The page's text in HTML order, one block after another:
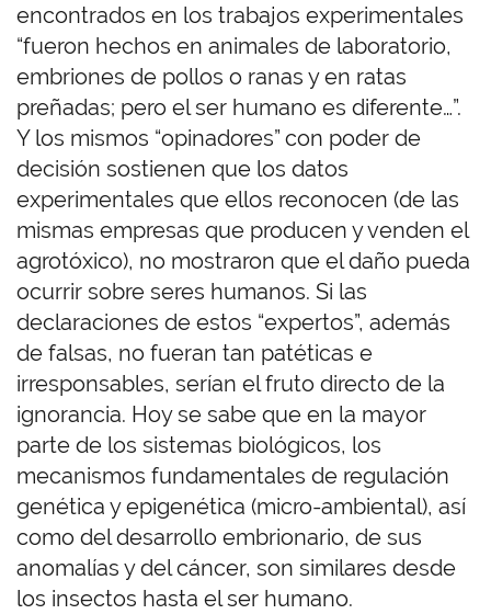
encontrados en los trabajos experimentales
“fueron hechos en animales de laboratorio,
embriones de pollos o ranas y en ratas
preñadas; pero el ser humano es diferente…”.
Y los mismos “opinadores” con poder de
decisión sostienen que los datos
experimentales que ellos reconocen (de las
mismas empresas que producen y venden el
agrotóxico), no mostraron que el daño pueda
ocurrir sobre seres humanos. Si las
declaraciones de estos “expertos”, además
de falsas, no fueran tan patéticas e
irresponsables, serían el fruto directo de la
ignorancia. Hoy se sabe que en la mayor
parte de los sistemas biológicos, los
mecanismos fundamentales de regulación
genética y epigenética (micro-ambiental), así
como del desarrollo embrionario, de sus
anomalías y del cáncer, son similares desde
los insectos hasta el ser humano.